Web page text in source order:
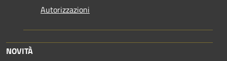
Autorizzazioni
NOVITÀ